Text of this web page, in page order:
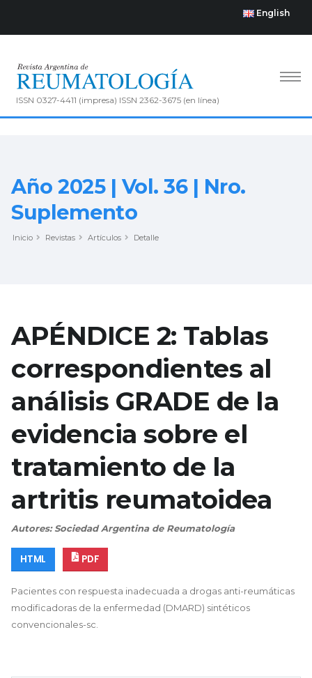
English
ISSN 0327-4411 (impresa) ISSN 2362-3675 (en línea)
Año 2025 | Vol. 36 | Nro.
Suplemento
Inicio Revistas Artículos Detalle
APÉNDICE 2: Tablas
correspondientes al
análisis GRADE de la
evidencia sobre el
tratamiento de la
artritis reumatoidea
Autores: Sociedad Argentina de Reumatología
HTML PDF
Pacientes con respuesta inadecuada a drogas anti-reumáticas
modificadoras de la enfermedad (DMARD) sintéticos
convencionales-sc.